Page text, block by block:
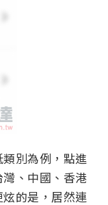
別為例，點進
、中國、香港
的是，居然連